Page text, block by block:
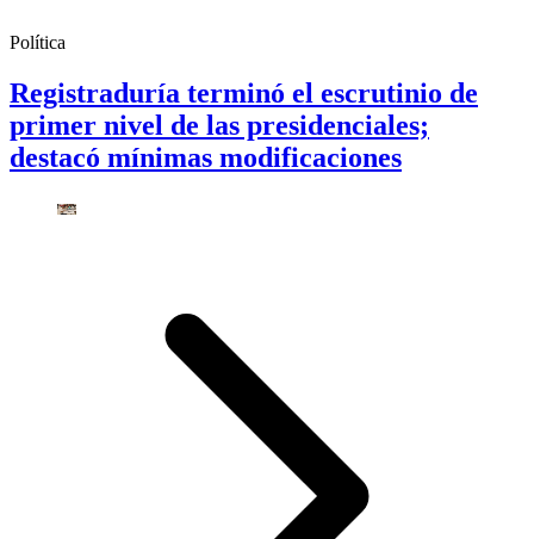
Política
Registraduría terminó el escrutinio de
primer nivel de las presidenciales;
destacó mínimas modificaciones